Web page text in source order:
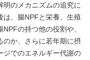
明のメカニズムの追究に
は、腸NPFと栄養、生殖
の持つ他の役割や、
のか、さらに若年期に摂
ジでのエネルギー代謝の